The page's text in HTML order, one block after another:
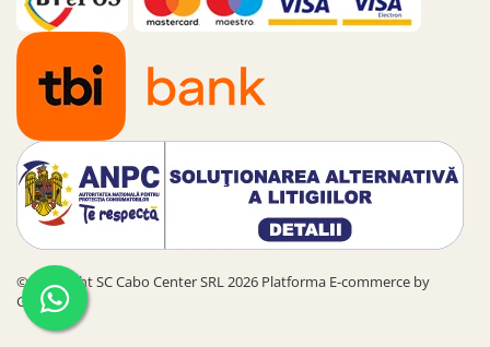
©Copyright SC Cabo Center SRL 2026 Platforma E-commerce by
Gomag